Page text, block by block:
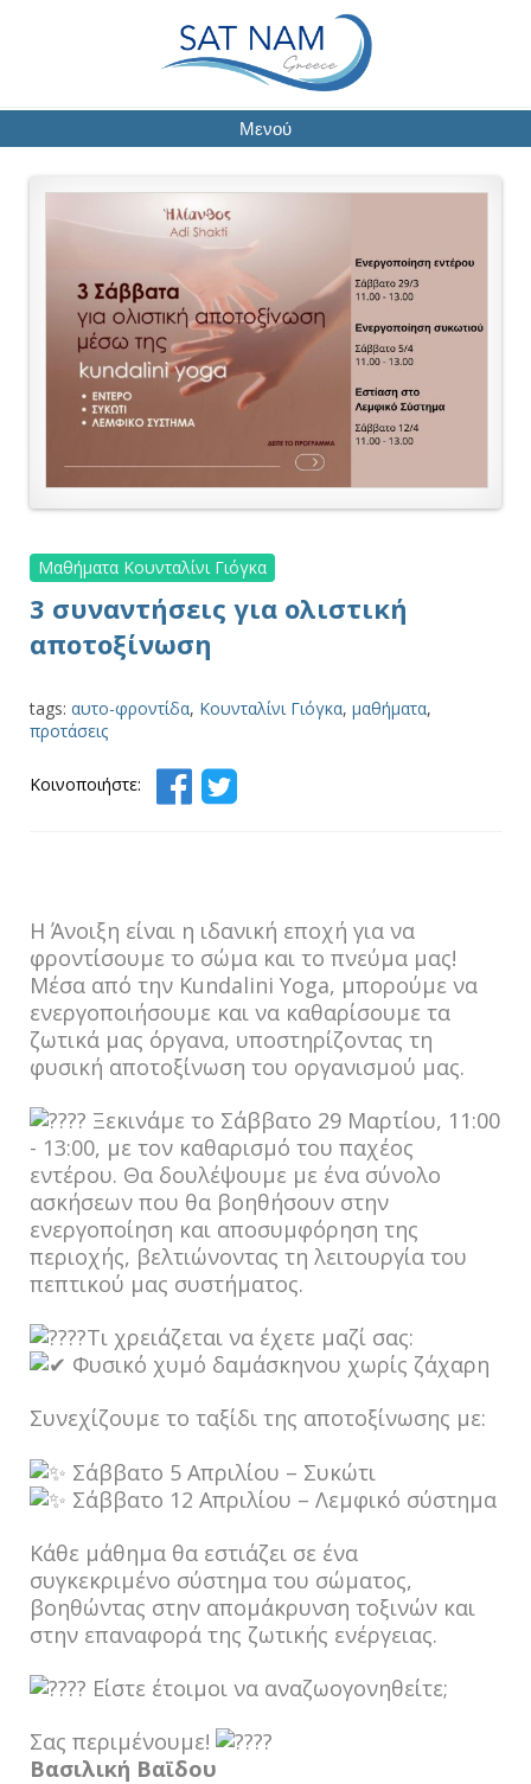
Μενού
Μαθήματα Κουνταλίνι Γιόγκα
3 συναντήσεις για ολιστική
αποτοξίνωση
tags: αυτο-φροντίδα, Κουνταλίνι Γιόγκα, μαθήματα,
προτάσεις
Κοινοποιήστε:
Η Άνοιξη είναι η ιδανική εποχή για να
φροντίσουμε το σώμα και το πνεύμα μας!
Μέσα από την Kundalini Yoga, μπορούμε να
ενεργοποιήσουμε και να καθαρίσουμε τα
ζωτικά μας όργανα, υποστηρίζοντας τη
φυσική αποτοξίνωση του οργανισμού μας.
Ξεκινάμε το Σάββατο 29 Μαρτίου, 11:00
- 13:00, με τον καθαρισμό του παχέος
εντέρου. Θα δουλέψουμε με ένα σύνολο
ασκήσεων που θα βοηθήσουν στην
ενεργοποίηση και αποσυμφόρηση της
περιοχής, βελτιώνοντας τη λειτουργία του
πεπτικού μας συστήματος.
Τι χρειάζεται να έχετε μαζί σας:
Φυσικό χυμό δαμάσκηνου χωρίς ζάχαρη
Συνεχίζουμε το ταξίδι της αποτοξίνωσης με:
Σάββατο 5 Απριλίου – Συκώτι
Σάββατο 12 Απριλίου – Λεμφικό σύστημα
Κάθε μάθημα θα εστιάζει σε ένα
συγκεκριμένο σύστημα του σώματος,
βοηθώντας στην απομάκρυνση τοξινών και
στην επαναφορά της ζωτικής ενέργειας.
Είστε έτοιμοι να αναζωογονηθείτε;
Σας περιμένουμε!
Βασιλική Βαϊδου